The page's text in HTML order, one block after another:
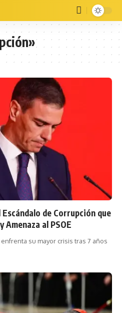
de Corrupción que
Amenaza al PSOE
su mayor crisis tras 7 años